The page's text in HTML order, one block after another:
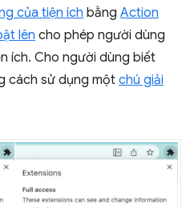
của tiện ích bằng Action
lên cho phép người dùng
ích. Cho người dùng biết
cách sử dụng một chú giải